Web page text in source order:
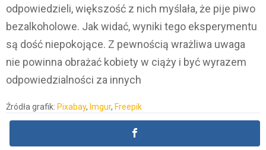
odpowiedzieli, większość z nich myślała, że pije piwo
bezalkoholowe. Jak widać, wyniki tego eksperymentu
są dość niepokojące. Z pewnością wrażliwa uwaga
nie powinna obrażać kobiety w ciąży i być wyrazem
odpowiedzialności za innych
Źródła grafik: Pixabay, Imgur, Freepik